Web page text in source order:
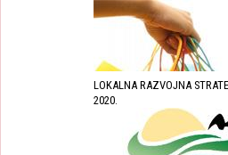
LOKALNA RAZVOJNA
2020.